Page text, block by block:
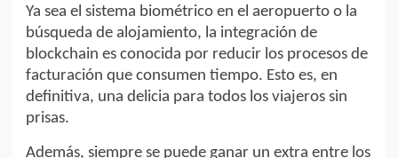
Ya sea el sistema biométrico en el aeropuerto o la
búsqueda de alojamiento, la integración de
blockchain es conocida por reducir los procesos de
facturación que consumen tiempo. Esto es, en
definitiva, una delicia para todos los viajeros sin
prisas.
Además, siempre se puede ganar un extra entre los